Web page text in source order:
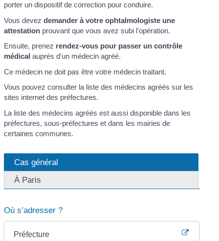
porter un dispositif de correction pour conduire.
Vous devezdemander à votre ophtalmologiste une
attestation prouvant que vous avez subi l'opération.
Ensuite, prenez rendez-vous pour passer un contrôle
médical auprès d'un médecin agréé.
Ce médecin ne doit pas être votre médecin traitant.
Vous pouvez consulter la liste des médecins agréés sur les
sites internet des préfectures.
La liste des médecins agréés est aussi disponible dans les
préfectures, sous-préfectures et dans les mairies de
certaines communes.
Cas général
À Paris
Où s’adresser ?
Préfecture